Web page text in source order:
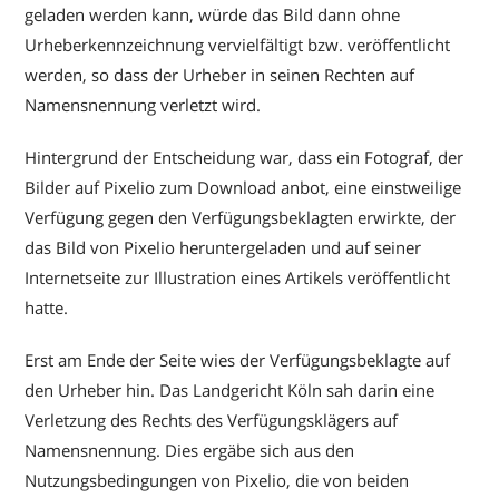
geladen werden kann, würde das Bild dann ohne
Urheberkennzeichnung vervielfältigt bzw. veröffentlicht
werden, so dass der Urheber in seinen Rechten auf
Namensnennung verletzt wird.
Hintergrund der Entscheidung war, dass ein Fotograf, der
Bilder auf Pixelio zum Download anbot, eine einstweilige
Verfügung gegen den Verfügungsbeklagten erwirkte, der
das Bild von Pixelio heruntergeladen und auf seiner
Internetseite zur Illustration eines Artikels veröffentlicht
hatte.
Erst am Ende der Seite wies der Verfügungsbeklagte auf
den Urheber hin. Das Landgericht Köln sah darin eine
Verletzung des Rechts des Verfügungsklägers auf
Namensnennung. Dies ergäbe sich aus den
Nutzungsbedingungen von Pixelio, die von beiden